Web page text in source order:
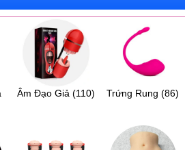
Âm Đạo Giả (110) Trứng Rung (86)